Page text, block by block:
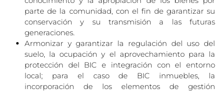
parte de la comunidad, con el fin de garantizar su
conservación y su transmisión a las futuras
generaciones.
Armonizar y garantizar la regulación del uso del
suelo, la ocupación y el aprovechamiento para la
protección del BIC e integración con el entorno
local; para el caso de BIC inmuebles, la
incorporación de los elementos de gestión